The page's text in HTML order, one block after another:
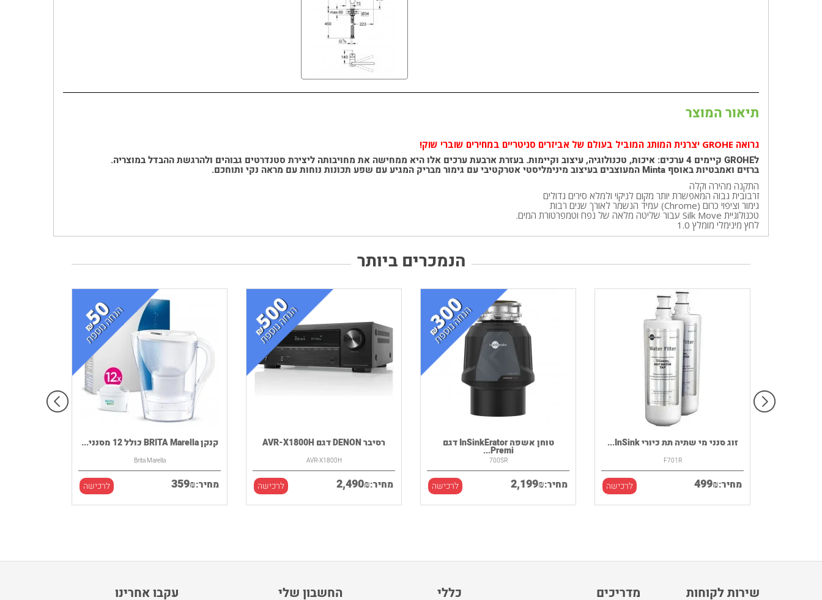
תיאור המוצר
גרואה GROHE יצרנית המותג המוביל בעולם של אביזרים סניטריים במחירים שוברי שוק!
לGROHE קיימים 4 ערכים: איכות, טכנולוגיה, עיצוב וקיימות. בעזרת ארבעת ערכים אלו היא ממחישה את מחויבותה ליצירת סטנדרטים גבוהים ולהרגשת ההבדל במוצריה.
ברזים ואמבטיות באוסף Minta המעוצבים בעיצוב מינימליסטי אטרקטיבי עם גימור מבריק המגיע עם שפע תכונות נוחות עם מראה נקי ותוחכם.
התקנה מהירה וקלה
זרבובית גבוה המאפשרת יותר מקום לניקוי ולמלא סירים גדולים
גימור וציפוי כרום (Chrome) עמיד הנשמר לאורך שנים רבות
טכנולוגיית Silk Move עבור שליטה מלאה של נפח וטמפרטורת המים.
לחץ מינימלי מומלץ 1.0
הנמכרים ביותר
קנקן BRITA Marella כולל 12 מסנני...
Brita Marella
מחיר: 359₪ לרכישה
רסיבר DENON דגם AVR-X1800H
AVR-X1800H
מחיר: 2,490₪ לרכישה
טוחן אשפה InSinkErator דגם
Premi...
700SR
מחיר: 2,199₪ לרכישה
זוג סנני מי שתיה תת כיורי InSink...
F701R
מחיר: 499₪ לרכישה
עקבו אחרינו החשבון שלי כללי מדריכים שירות לקוחות